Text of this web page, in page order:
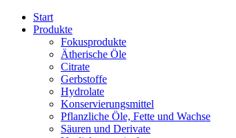
Start
Produkte
Fokusprodukte
Ätherische Öle
Citrate
Gerbstoffe
Hydrolate
Konservierungsmittel
Pflanzliche Öle, Fette und Wachse
Säuren und Derivate